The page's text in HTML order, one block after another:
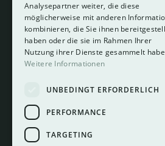
About
Instagram
LinkedIn
Analysepartner weiter, die diese
möglicherweise mit anderen
kombinieren, die Sie ihnen
haben oder die sie im Rahmen Ihrer
Nutzung ihrer Dienste gesammelt
Weitere Informationen
UNBEDINGT ERFORDERLICH
PERFORMANCE
TARGETING